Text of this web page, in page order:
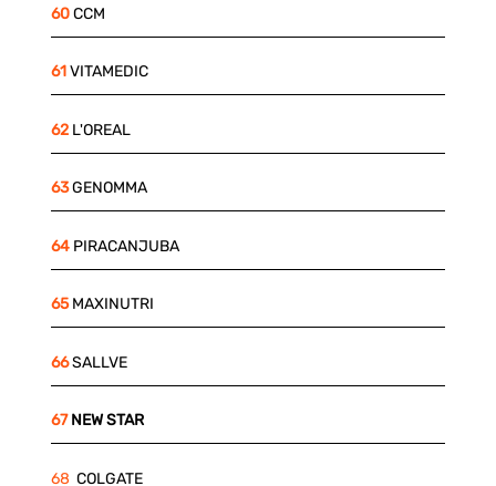
60CCM
61VITAMEDIC
62L'OREAL
63GENOMMA
64PIRACANJUBA
65MAXINUTRI
66SALLVE
67NEW STAR
68 COLGATE